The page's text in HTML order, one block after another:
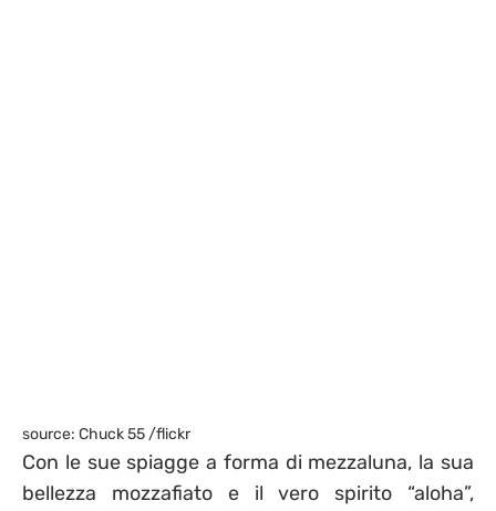
source: Chuck 55 /flickr
Con le sue spiagge a forma di mezzaluna, la sua
bellezza mozzafiato e il vero spirito “aloha”,